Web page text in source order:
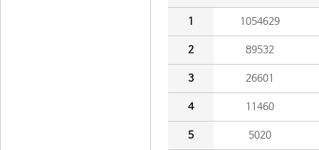
1 1054629
2 89532
3 26601
4 11460
5 5020